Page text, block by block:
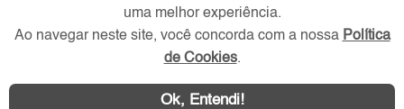
Redes Sociais
uma melhor experiência.
Ao navegar neste site, você concorda com a nossa Política
de Cookies.
Ok, Entendi!